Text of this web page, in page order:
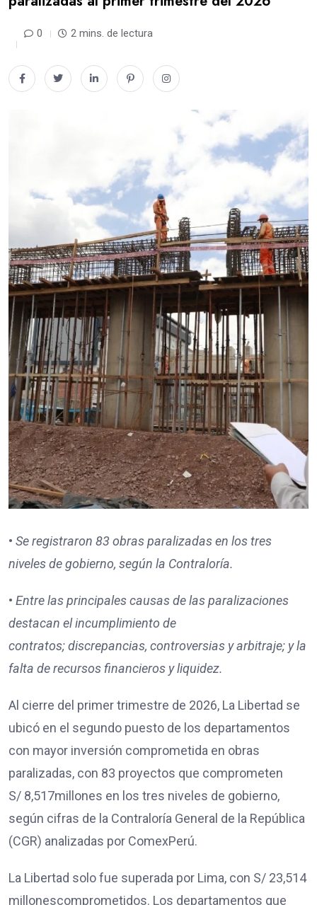
0 2 mins. de lectura
• Se registraron 83 obras paralizadas en los tres
niveles de gobierno, según la Contraloría.
• Entre las principales causas de las paralizaciones
destacan el incumplimiento de
contratos;discrepancias, controversias y arbitraje; yla
falta de recursos financieros y liquidez.
Al cierre del primer trimestre de 2026, La Libertad se
ubicó en el segundo puesto de los departamentos
con mayor inversión comprometida en obras
paralizadas, con 83 proyectos que comprometen
S/ 8,517millones en los tres niveles de gobierno,
según cifras de la Contraloría General de la República
(CGR) analizadas por ComexPerú.
La Libertad solo fue superada por Lima, con S/ 23,514
millonescomprometidos. Los departamentos que